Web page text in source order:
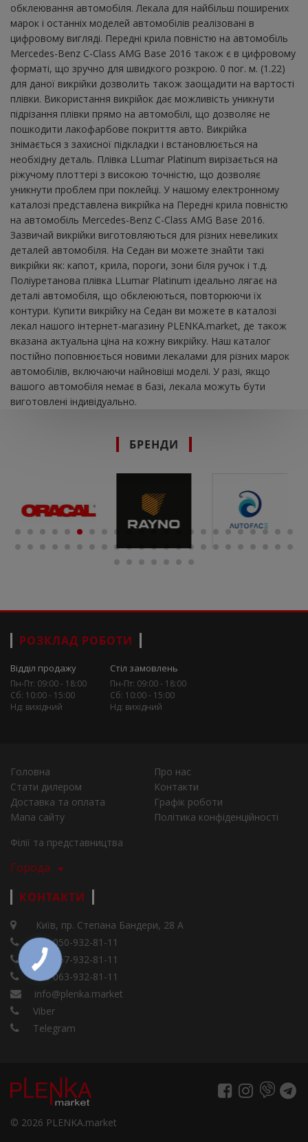
обклеювання автомобіля. Лекала для найбільш поширених
марок і останніх моделей автомобілів реалізовані в
цифровому вигляді. Передні крила повністю на автомобіль
Mercedes-Benz C-Class AMG Base 2016 також є в цифровому
форматі, що зручно для швидкого розкрою. 0 пог. м. (1.22)
для даної викрійки дозволить також заощадити на вартості
плівки. Використання викрійок дає можливість уникнути
підрізання плівки прямо на автомобілі, що дозволяє не
пошкодити лакофарбове покриття авто. Викрійка
знімається з захисної підкладки і встановлюється на
необхідну деталь. Плівка LLumar Platinum вирізається на
ріжучому плоттері з високою точністю, що дозволяє
уникнути проблем при поклейці. У нашому електронному
каталозі представлена ​​викрійка на Передні крила повністю
на автомобіль Mercedes-Benz C-Class AMG Base 2016.
Зазвичай викрійки виготовляються для різних невеликих
деталей автомобіля. На Седан ви можете знайти такі
викрійки як: капот, крила, пороги, зони біля ручок і т.д.
Поліуретанова плівка LLumar Platinum ідеально лягає на
деталі автомобіля, що обклеюються, повторюючи їх
контури. Купити викрійку на Седан ви можете в каталозі
лекал нашого інтернет-магазину PLENKA.market, де також
вказана актуальна ціна на кожну викрійку. Наш каталог
постійно поповнюється новими лекалами для різних марок
автомобілів, включаючи найновіші моделі. У разі, якщо
вашого автомобіля немає в базі, лекала можуть бути
виготовлені індивідуально.
БРЕНДИ
РОЗКЛАД РОБОТИ
Відділ продажу
Пн-Пт: 09:00 - 18:00
Сб: 10:00 - 15:00
Нд: вихідний
Стіл замовлень
Пн-Пт: 09:00 - 18:00
Сб: 10:00 - 15:00
Нд: вихідний
Головна
Про нас
Стати дилером
Контакти
Доставка та оплата
Графік роботи
Мапа сайту
Політика конфіденційності
Філії та представництва
Города
КОНТАКТИ
Київ, пр. Степана Бандери, 28 А
+38 050-932-81-11
+38 067-932-81-11
+38 063-932-81-11
info@plenka.market
Viber
Telegram
© 2026 PLENKA.market